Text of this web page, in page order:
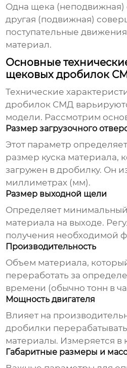
Одна щека (неподвижная)
другая (подвижная)
поступательные
материал.
Основные
щековых дробилок
Технические
дробилок СМД
модели. Рассмотрим
Размер загрузочного
Этот параметр
размер куска материала,
загружен в дробилку. Он
миллиметрах (мм).
Размер выходной щели
Определяет
материала на выходе.
получения необходимой
Производительность
Объем материала,
переработать за
времени (обычно тонн в
Мощность двигателя
Влияет на
дробилки
материалы. Измеряется в
Габаритные размеры и